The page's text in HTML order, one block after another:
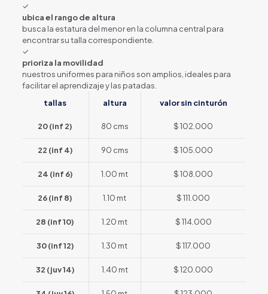
✓
ubica el rango de altura
busca la estatura del menor en la columna central para
encontrar su talla correspondiente.
✓
prioriza la movilidad
nuestros uniformes para niños son amplios, ideales para
facilitar el aprendizaje y las patadas.
tallas
altura valor sin cinturón
20 (inf 2) 80 cms $ 102.000
22 (inf 4) 90 cms $ 105.000
24 (inf 6) 1.00 mt $ 108.000
26 (inf 8) 1.10 mt $ 111.000
28 (inf 10) 1.20 mt $ 114.000
30 (inf 12) 1.30 mt $ 117.000
32 (juv 14) 1.40 mt $ 120.000